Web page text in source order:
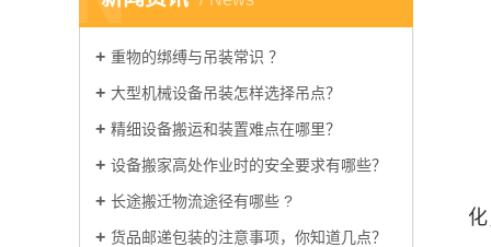
重物的绑缚与吊装常识 ？​
大型机械设备吊装怎样选择吊点？
精细设备搬运和装置难点在哪里？ ​
设备搬家高处作业时的安全要求有哪些？
长途搬迁物流途径有哪些 ​?
货品邮递包装的注意事项，你知道几点？ ​